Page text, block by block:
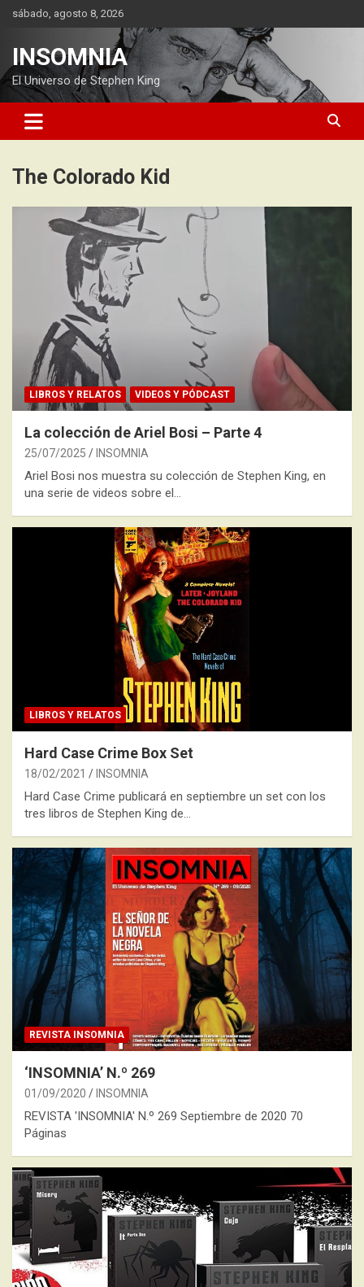
Saltarsábado, agosto 8, 2026
INSOMNIA
El Universo de Stephen King
The Colorado Kid
LIBROS Y RELATOS VIDEOS Y PÓDCAST
La colección de Ariel Bosi – Parte 4
25/07/2025 INSOMNIA
Ariel Bosi nos muestra su colección de Stephen King, en
una serie de videos sobre el…
LIBROS Y RELATOS
Hard Case Crime Box Set
18/02/2021 INSOMNIA
Hard Case Crime publicará en septiembre un set con los
tres libros de Stephen King de…
REVISTA INSOMNIA
‘INSOMNIA’ N.º 269
01/09/2020 INSOMNIA
REVISTA 'INSOMNIA' N.º 269 Septiembre de 2020 70
Páginas